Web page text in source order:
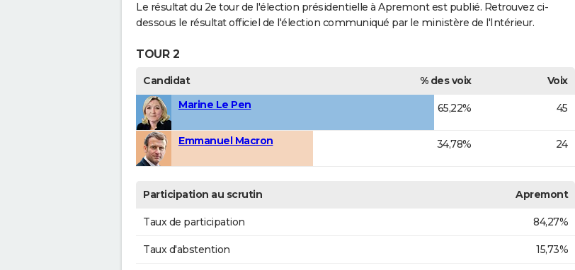
Le résultat du 2e tour de l'élection présidentielle à Apremont est publié. Retrouvez ci-
dessous le résultat officiel de l'élection communiqué par le ministère de l'Intérieur.
TOUR 2
Candidat % des voix
Voix
Marine Le Pen
65,22% 45
Emmanuel Macron 34,78% 24
Participation au scrutin Apremont
Taux de participation 84,27%
Taux d'abstention 15,73%